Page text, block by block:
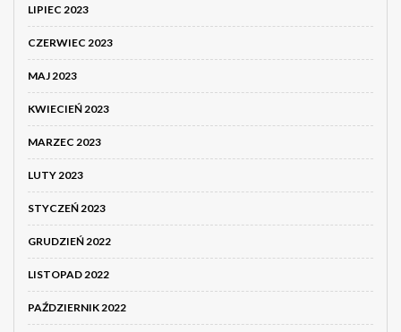
LIPIEC 2023
CZERWIEC 2023
MAJ 2023
KWIECIEŃ 2023
MARZEC 2023
LUTY 2023
STYCZEŃ 2023
GRUDZIEŃ 2022
LISTOPAD 2022
PAŹDZIERNIK 2022